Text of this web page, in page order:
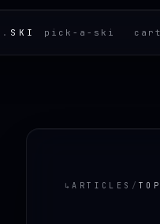
. SKI pick-a-ski
↳ ARTICLES /